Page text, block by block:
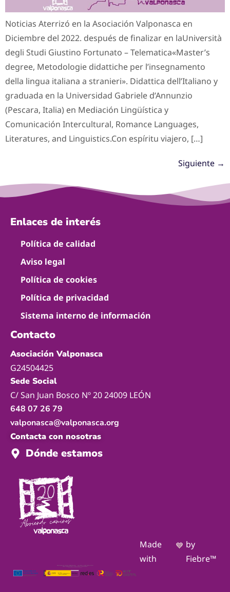
Noticias Aterrizó en la Asociación Valponasca en
Diciembre del 2022. después de finalizar en laUniversità
degli Studi Giustino Fortunato – Telematica«Master’s
degree, Metodologie didattiche per l’insegnamento
della lingua italiana a stranieri». Didattica dell’Italiano y
graduada en la Universidad Gabriele d’Annunzio
(Pescara, Italia) en Mediación Lingüística y
Comunicación Intercultural, Romance Languages,
Literatures, and Linguistics.Con espíritu viajero, […]
Siguiente →
Enlaces de interés
Política de calidad
Aviso legal
Política de cookies
Política de privacidad
Sistema interno de información
Contacto
Asociación Valponasca
G24504425
Sede Social
C/ San Juan Bosco Nº 20 24009 LEÓN
648 07 26 79
valponasca@valponasca.org
Contacta con nosotras
Dónde estamos
Made
with
💙 by
Fiebre™